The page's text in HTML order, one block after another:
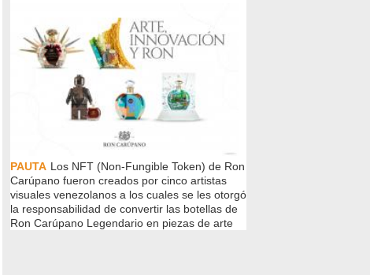
PAUTA Los NFT (Non-Fungible Token) de Ron
Carúpano fueron creados por cinco artistas
visuales venezolanos a los cuales se les otorgó
la responsabilidad de convertir las botellas de
Ron Carúpano Legendario en piezas de arte